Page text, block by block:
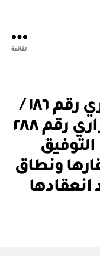
القائمة
وزارة العدل: قرار وزاري رقم ١٨٦ /
٢٠٠٨ بتعديل القرار الوزاري رقم ٢٨٨
التوفيق
ونطاق